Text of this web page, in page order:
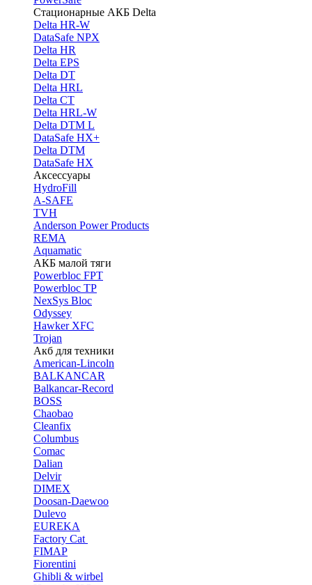
Стационарные АКБ Delta
Delta HR-W
DataSafe NPX
Delta HR
Delta EPS
Delta DT
Delta HRL
Delta CT
Delta HRL-W
Delta DTM L
DataSafe HX+
Delta DTM
DataSafe HX
Аксессуары
HydroFill
A-SAFE
TVH
Anderson Power Products
REMA
Aquamatic
АКБ малой тяги
Powerbloc FPT
Powerbloc TP
NexSys Bloc
Odyssey
Hawker XFC
Trojan
Акб для техники
American-Lincoln
BALKANCAR
Balkancar-Record
BOSS
Chaobao
Cleanfix
Columbus
Comac
Dalian
Delvir
DIMEX
Doosan-Daewoo
Dulevo
EUREKA
Factory Cat
FIMAP
Fiorentini
Ghibli & wirbel